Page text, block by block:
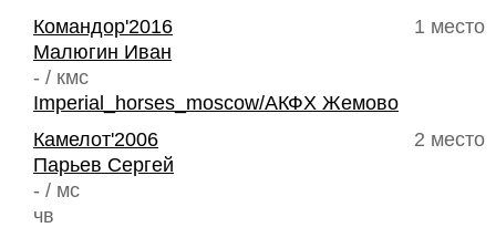
1 место
Командор'2016
Малюгин Иван
- / кмс
Imperial_horses_moscow/АКФХ Жемово
2 место
Камелот'2006
Парьев Сергей
- / мс
чв